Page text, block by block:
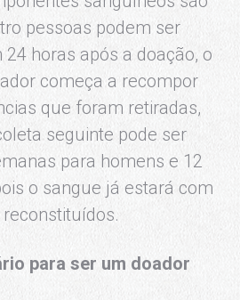
pessoas podem ser
24 horas após a doação, o
começa a recompor
que foram retiradas,
seguinte pode ser
para homens e 12
o sangue já estará com
para ser um doador